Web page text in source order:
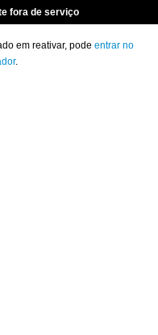
fora de serviço
em reativar, pode entrar no
.